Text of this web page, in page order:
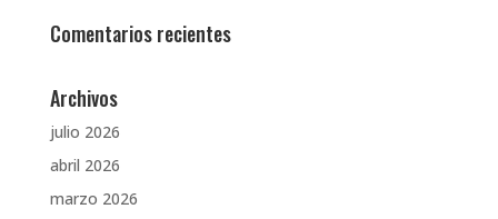
Comentarios recientes
Archivos
julio 2026
abril 2026
marzo 2026